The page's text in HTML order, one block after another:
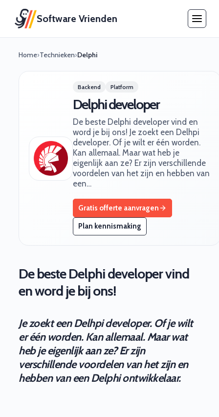
Software Vrienden
Home›Technieken›Delphi
Backend Platform
Delphi developer
De beste Delphi developer vind en
word je bij ons! Je zoekt een Delhpi
developer. Of je wilt er één worden.
Kan allemaal. Maar wat heb je
eigenlijk aan ze? Er zijn verschillende
voordelen van het zijn en hebben van
een…
Gratis offerte aanvragen
Plan kennismaking
De beste Delphi developer vind
en word je bij ons!
Je zoekt een Delhpi developer. Of je wilt
er één worden. Kan allemaal. Maar wat
heb je eigenlijk aan ze? Er zijn
verschillende voordelen van het zijn en
hebben van een Delphi ontwikkelaar.